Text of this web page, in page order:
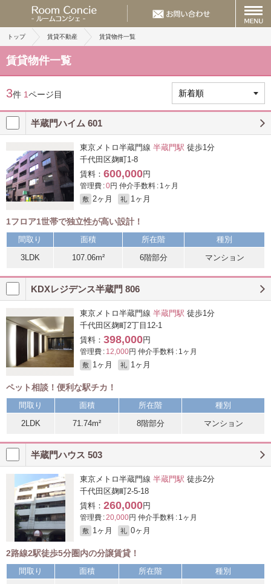
トップ 賃貸不動産 賃貸物件一覧
賃貸物件一覧
3件 1ページ目
半蔵門ハイム 601
東京メトロ半蔵門線 半蔵門駅 徒歩1分
千代田区麹町1-8
賃料： 600,000円
管理費 :0円 仲介手数料 : 1ヶ月
敷 2ヶ月 礼 1ヶ月
1フロア1世帯で独立性が高い設計！
間取り 面積 所在階
種別
3LDK
107.06m² 6階部分 マンション
KDXレジデンス半蔵門 806
東京メトロ半蔵門線 半蔵門駅 徒歩1分
千代田区麹町2丁目12-1
賃料： 398,000円
管理費 : 12,000円 仲介手数料 : 1ヶ月
敷 1ヶ月 礼 1ヶ月
ペット相談！便利な駅チカ！
間取り 面積 所在階
種別
2LDK
71.74m² 8階部分 マンション
半蔵門ハウス 503
東京メトロ半蔵門線 半蔵門駅 徒歩2分
千代田区麹町2-5-18
賃料： 260,000円
管理費 :20,000円 仲介手数料 : 1ヶ月
敷 1ヶ月 礼 0ヶ月
2路線2駅徒歩5分圏内の分譲賃貸！
間取り 面積 所在階
種別